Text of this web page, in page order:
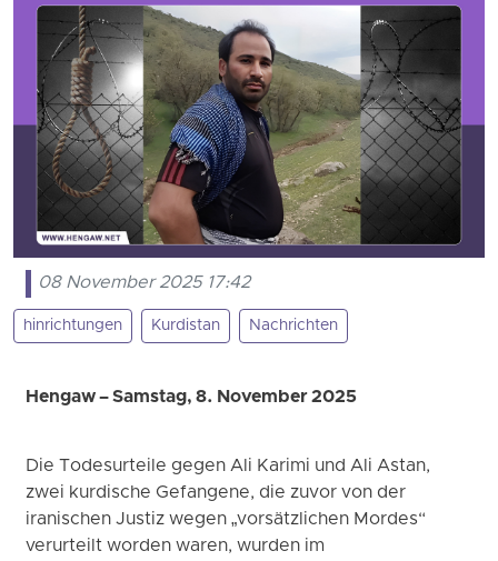
08 November 2025 17:42
hinrichtungen Kurdistan Nachrichten
Hengaw – Samstag, 8. November 2025
Die Todesurteile gegen Ali Karimi und Ali Astan,
zwei kurdische Gefangene, die zuvor von der
iranischen Justiz wegen „vorsätzlichen Mordes“
verurteilt worden waren, wurden im